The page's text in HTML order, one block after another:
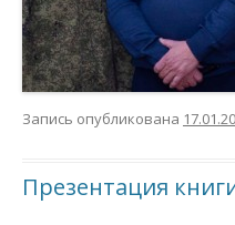
Запись опубликована
Презентация